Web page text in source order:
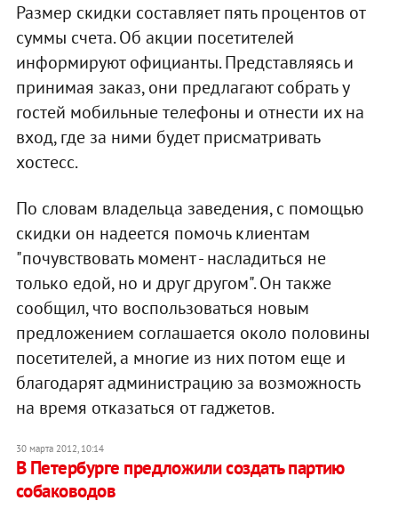
Размер скидки составляет пять процентов от
суммы счета. Об акции посетителей
информируют официанты. Представляясь и
принимая заказ, они предлагают собрать у
гостей мобильные телефоны и отнести их на
вход, где за ними будет присматривать
хостесс.
По словам владельца заведения, с помощью
скидки он надеется помочь клиентам
"почувствовать момент - насладиться не
только едой, но и друг другом". Он также
сообщил, что воспользоваться новым
предложением соглашается около половины
посетителей, а многие из них потом еще и
благодарят администрацию за возможность
на время отказаться от гаджетов.
30 марта 2012, 10:14
В Петербурге предложили создать партию
собаководов